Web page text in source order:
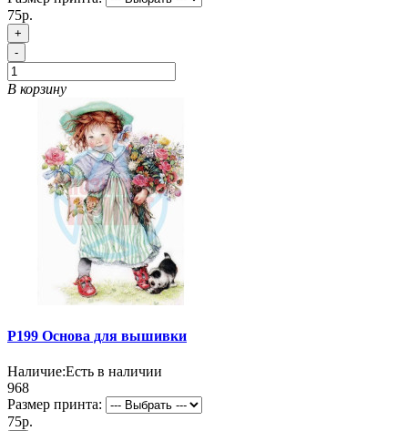
75р.
+
-
В корзину
P199 Основа для вышивки
Наличие:Есть в наличии
968
Размер принта:
75р.